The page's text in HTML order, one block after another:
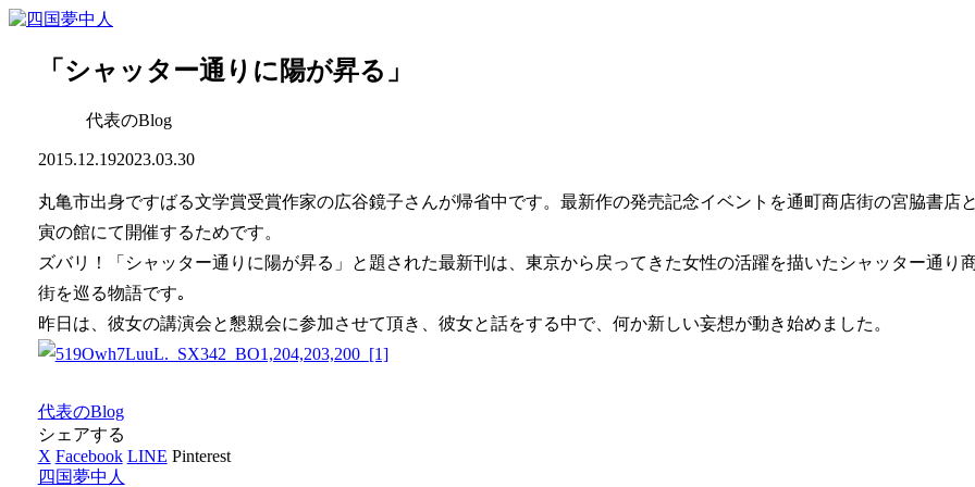
「シャッター通りに陽が昇る」
代表のBlog
2015.12.192023.03.30
丸亀市出身ですばる文学賞受賞作家の広谷鏡子さんが帰省中です。最新作の発売記念イベントを通町商店街の宮脇書店
寅の館にて開催するためです。
ズバリ！「シャッター通りに陽が昇る」と題された最新刊は、東京から戻ってきた女性の活躍を描いたシャッター通り
街を巡る物語です｡
昨日は、彼女の講演会と懇親会に参加させて頂き、彼女と話をする中で、何か新しい妄想が動き始めました。
代表のBlog
シェアする
X Facebook LINE Pinterest
四国夢中人